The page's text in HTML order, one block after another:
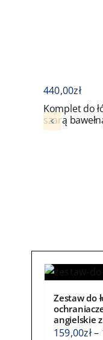
440,00zł
Komplet do
szarą
Zestaw do
angielskie
159,00zł–